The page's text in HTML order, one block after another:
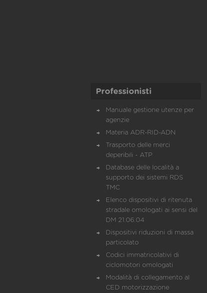
Professionisti
Manuale gestione utenze per
agenzie
Materia ADR-RID-ADN
Trasporto delle merci
deperibili - ATP
Database delle località a
supporto dei sistemi RDS
TMC
Elenco dispositivi di ritenuta
stradale omologati ai sensi del
DM 21.06.04
Dispositivi riduzioni di massa
particolato
Codici immatricolativi di
ciclomotori omologati
Modalità di collegamento al
CED motorizzazione